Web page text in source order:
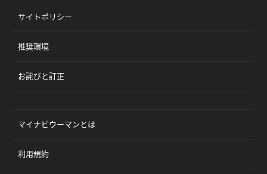
サイトポリシー
推奨環境
お詫びと訂正
マイナビウーマンとは
利用規約